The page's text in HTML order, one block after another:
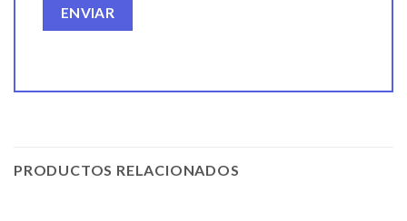
PRODUCTOS RELACIONADOS